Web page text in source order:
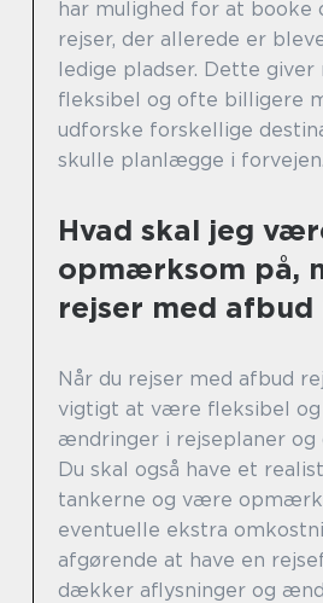
har mulighed for at booke
rejser, der allerede er
ledige pladser. Dette giver
fleksibel og ofte billigere
udforske forskellige
skulle planlægge i forvejen.
Hvad skal jeg
opmærksom på,
rejser med afbud
Når du rejser med afbud
vigtigt at være fleksibel
ændringer i rejseplaner og
Du skal også have et
tankerne og være
eventuelle ekstra
afgørende at have en
dækker aflysninger og